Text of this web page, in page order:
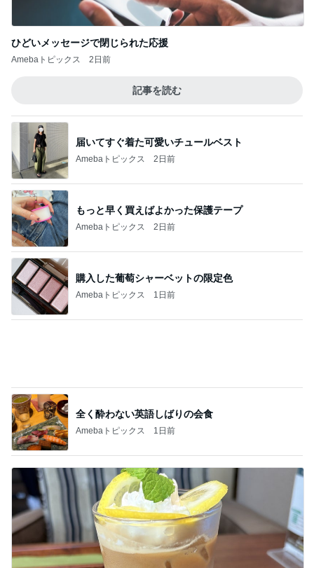
届いてすぐ着た可愛いチュールベスト
Amebaトピックス 2日前
Amebaトピックス 2日前
購入した葡萄シャーベットの限定色
Amebaトピックス 1日前
全く酔わない英語しばりの会食
Amebaトピックス 1日前
もう次は注文しないと思ったドリンク
Amebaトピックス 1日前
記事を読む